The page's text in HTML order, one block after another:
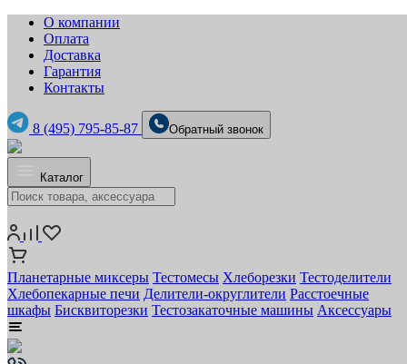
О компании
Оплата
Доставка
Гарантия
Контакты
8 (495) 795-85-87 Обратный звонок
Каталог
Планетарные миксеры Тестомесы Хлеборезки Тестоделители
Хлебопекарные печи Делители-округлители Расстоечные
шкафы Бисквиторезки Тестозакаточные машины Аксессуары